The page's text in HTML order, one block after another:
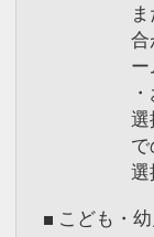
合
ー
選
選
■ こども・